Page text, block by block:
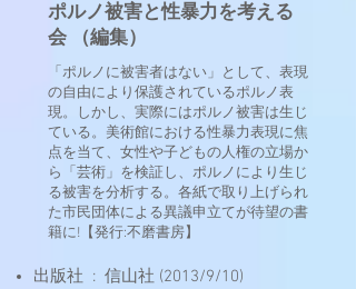
ポルノ被害と性暴力を考える
会 （編集）
「ポルノに被害者はない」として、表現
の自由により保護されているポルノ表
現。しかし、実際にはポルノ被害は生じ
ている。美術館における性暴力表現に焦
点を当て、女性や子どもの人権の立場か
ら「芸術」を検証し、ポルノにより生じ
る被害を分析する。各紙で取り上げられ
た市民団体による異議申立てが待望の書
籍に!【発行:不磨書房】
出版社 ‏ : ‎ 信山社 (2013/9/10)